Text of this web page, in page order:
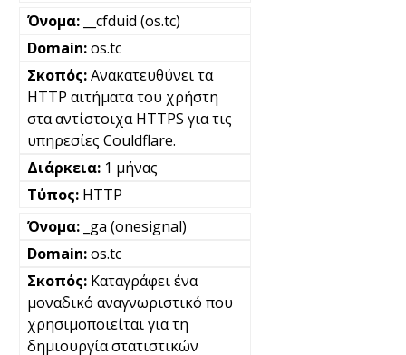
__cfduid (os.tc)
os.tc
Ανακατευθύνει τα
HTTP αιτήματα του χρήστη
στα αντίστοιχα HTTPS για τις
υπηρεσίες Couldflare.
1 μήνας
HTTP
_ga (onesignal)
os.tc
Καταγράφει ένα
μοναδικό αναγνωριστικό που
χρησιμοποιείται για τη
δημιουργία στατιστικών